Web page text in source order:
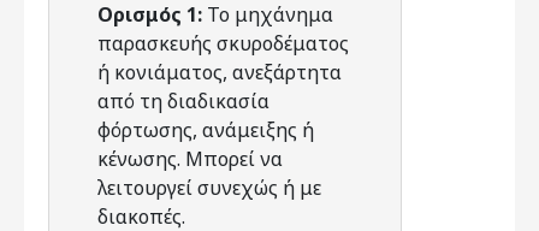
Ορισμός 1: Το μηχάνημα
παρασκευής σκυροδέματος
ή κονιάματος, ανεξάρτητα
από τη διαδικασία
φόρτωσης, ανάμειξης ή
κένωσης. Μπορεί να
λειτουργεί συνεχώς ή με
διακοπές.